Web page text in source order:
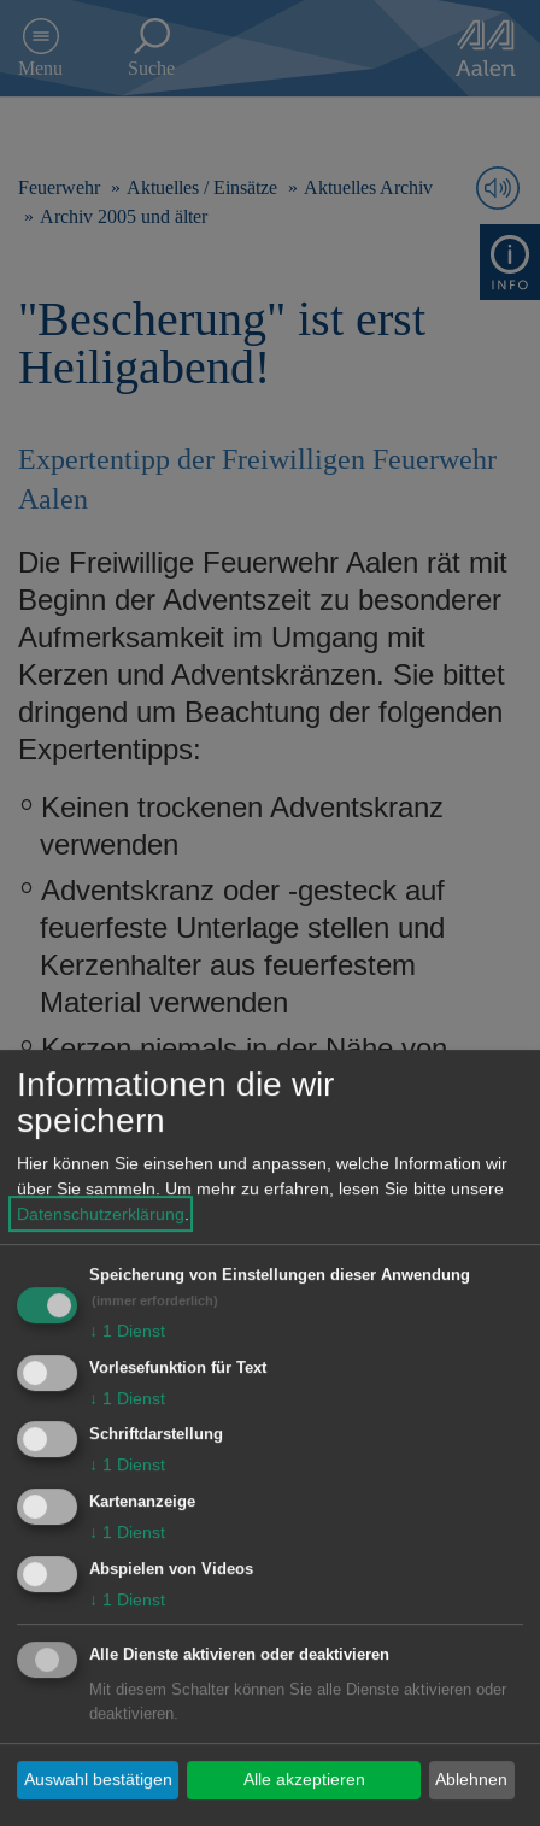
e
n
Menu Suche
Feuerwehr Aktuelles / Einsätze
Aktuelles Archiv
Archiv 2005 und älter
"Bescherung" ist erst
Heiligabend!
Expertentipp der Freiwilligen Feuerwehr
Aalen
Die Freiwillige Feuerwehr Aalen rät mit
Beginn der Adventszeit zu besonderer
Aufmerksamkeit im Umgang mit
Kerzen und Adventskränzen. Sie bittet
dringend um Beachtung der folgenden
Expertentipps:
Keinen trockenen Adventskranz
verwenden
Adventskranz oder -gesteck auf
feuerfeste Unterlage stellen und
Kerzenhalter aus feuerfestem
Material verwenden
Kerzen niemals in der Nähe von
Vorhängen oder anderen brennbaren
Materialien aufstellen und entzünden
Brennende Kerzen nie
unbeaufsichtigt lassen; auch beim
kurzfristigen Verlassen des Zimmers
löschen. Kerzen immer von „hinten
nach vorne“ anbrennen, von „vorne
nach hinten“ löschen und nie über
brennende Kerzen greifen
Abgebrannte Kerzen rechtzeitig
auswechseln
Streichhölzer und Feuerzeuge an
einem vor Kindern sicheren Ort
aufbewahren
Kinder sollten nur unter Anleitung von
Erwachsenen mit Streichholz und
Feuerzeug umgehen
Informationen die wir
speichern
Hier können Sie einsehen und anpassen, welche Information wir
über Sie sammeln.
Um mehr zu erfahren, lesen Sie bitte unsere
Datenschutzerklärung
Speicherung von Einstellungen dieser Anwendung
(immer erforderlich)
↓ 1 Dienst
Vorlesefunktion für Text
↓ 1 Dienst
Schriftdarstellung
↓ 1 Dienst
Kartenanzeige
↓ 1 Dienst
Abspielen von Videos
↓ 1 Dienst
Alle Dienste aktivieren oder deaktivieren
Mit diesem Schalter können Sie alle Dienste aktivieren oder
deaktivieren.
Ablehnen
Auswahl bestätigen Alle akzeptieren